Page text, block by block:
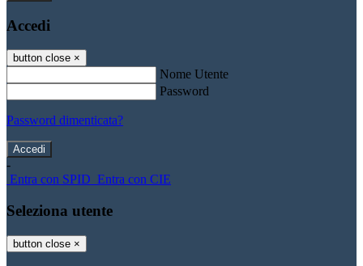
Accedi
button close ×
Nome Utente
Password
Password dimenticata?
-
Entra con SPID Entra con CIE
Seleziona utente
button close ×